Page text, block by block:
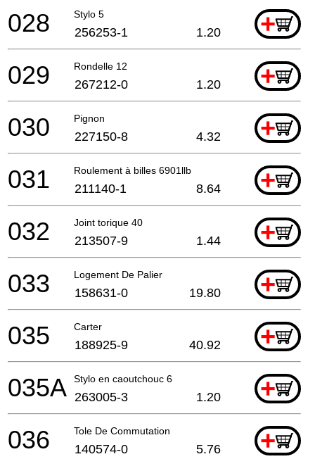
Stylo 5 +
028 256253-1 1.20
Rondelle 12 +
029 267212-0 1.20
Pignon +
030 227150-8 4.32
Roulement à billes 6901llb +
031 211140-1 8.64
Joint torique 40 +
032 213507-9 1.44
Logement De Palier +
033 158631-0 19.80
Carter +
035 188925-9 40.92
Stylo en caoutchouc 6 +
035A 263005-3 1.20
Tole De Commutation +
036 140574-0 5.76